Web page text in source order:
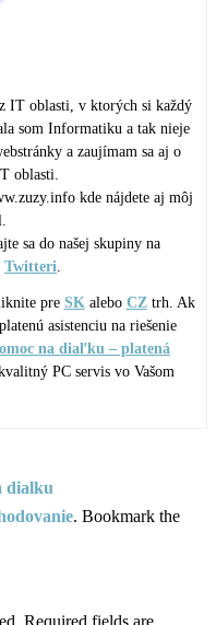
IT oblasti, v ktorých si každý
som Informatiku a tak nieje
a zaujímam sa aj o
oblasti.
kde nájdete aj môj
sa do našej skupiny na
Twitteri.
pre SKalebo CZtrh. Ak
asistenciu na riešenie
na diaľku – platená
PC servis vo Vašom
. Bookmark the
Required fields are